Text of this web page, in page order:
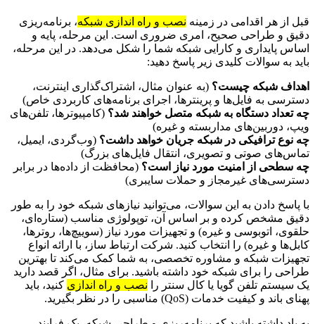
قبل از هر اقدامی در زمینه نصب و راه اندازی شبکه، برنامه‌ریزی
دقیق و طراحی صحیح، امری ضروری است. این مرحله، پایه و
اساس پایداری و کارایی شبکه شما را شکل می‌دهد. در این مرحله،
باید به سوالات کلیدی زیر پاسخ دهید:
اهداف شبکه چیست؟ (به عنوان مثال، اشتراک‌گذاری اینترنت،
دسترسی به فایل‌ها و پرینترها، اجرای برنامه‌های کاربردی خاص)
چه تعداد دستگاه به شبکه متصل خواهند شد؟ (کامپیوترها، تلفن‌های
ویپ، دوربین‌های مداربسته و غیره)
چه نوع ترافیکی در شبکه جریان خواهد داشت؟ (وب‌گردی، ایمیل،
تماس‌های صوتی و تصویری، انتقال فایل‌های بزرگ)
چه سطحی از امنیت مورد نیاز است؟ (محافظت از داده‌ها در برابر
دسترسی‌های غیرمجاز و حملات سایبری)
با پاسخ دادن به این سوالات، می‌توانید نیازهای شبکه خود را به طور
دقیق مشخص کرده و بر اساس آن، توپولوژی مناسب (ستاره‌ای،
حلقوی، اتوبوسی و غیره) و تجهیزات مورد نیاز (سوییچ‌ها، روترها،
کابل‌ها و غیره) را انتخاب کنید. شرکت ارتباط ساز، با ارائه انواع
تجهیزات شبکه و مشاوره تخصصی، به شما کمک می‌کند تا بهترین
طراحی را برای شبکه خود داشته باشید. برای مثال، اگر قصد دارید
یک سیستم تلفن گویا یا کال سنتر را نصب و راه اندازی کنید، باید
پهنای باند و کیفیت خدمات (QoS) مناسبی را در نظر بگیرید.